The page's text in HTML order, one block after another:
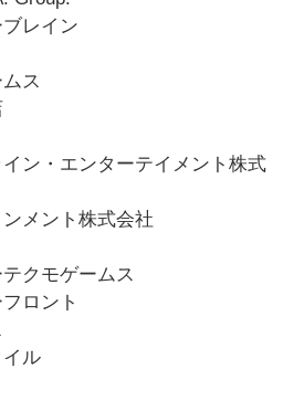
レイン
ス
ン・エンターテイメント株式
メント株式会社
クモゲームス
ロント
ル